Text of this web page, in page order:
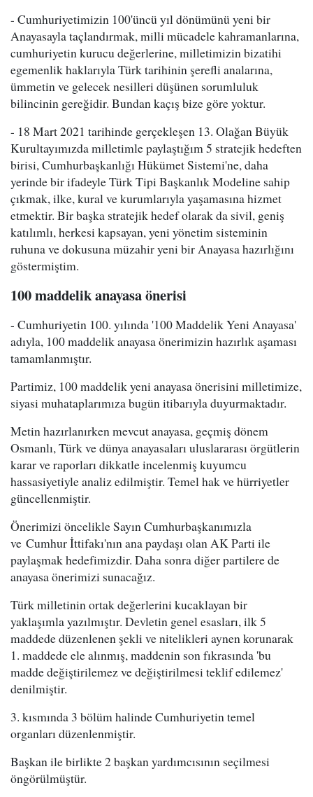
- Cumhuriyetimizin 100'üncü yıl dönümünü yeni bir
Anayasayla taçlandırmak, milli mücadele kahramanlarına,
cumhuriyetin kurucu değerlerine, milletimizin bizatihi
egemenlik haklarıyla Türk tarihinin şerefli analarına,
ümmetin ve gelecek nesilleri düşünen sorumluluk
bilincinin gereğidir. Bundan kaçış bize göre yoktur.
- 18 Mart 2021 tarihinde gerçekleşen 13. Olağan Büyük
Kurultayımızda milletimle paylaştığım 5 stratejik hedeften
birisi, Cumhurbaşkanlığı Hükümet Sistemi'ne, daha
yerinde bir ifadeyle Türk Tipi Başkanlık Modeline sahip
çıkmak, ilke, kural ve kurumlarıyla yaşamasına hizmet
etmektir. Bir başka stratejik hedef olarak da sivil, geniş
katılımlı, herkesi kapsayan, yeni yönetim sisteminin
ruhuna ve dokusuna müzahir yeni bir Anayasa hazırlığını
göstermiştim.
100 maddelik anayasa önerisi
- Cumhuriyetin 100. yılında '100 Maddelik Yeni Anayasa'
adıyla, 100 maddelik anayasa önerimizin hazırlık aşaması
tamamlanmıştır.
Partimiz, 100 maddelik yeni anayasa önerisini milletimize,
siyasi muhataplarımıza bugün itibarıyla duyurmaktadır.
Metin hazırlanırken mevcut anayasa, geçmiş dönem
Osmanlı, Türk ve dünya anayasaları uluslararası örgütlerin
karar ve raporları dikkatle incelenmiş kuyumcu
hassasiyetiyle analiz edilmiştir. Temel hak ve hürriyetler
güncellenmiştir.
Önerimizi öncelikle Sayın Cumhurbaşkanımızla
ve Cumhur İttifakı'nın ana paydaşı olan AK Parti ile
paylaşmak hedefimizdir. Daha sonra diğer partilere de
anayasa önerimizi sunacağız.
Türk milletinin ortak değerlerini kucaklayan bir
yaklaşımla yazılmıştır. Devletin genel esasları, ilk 5
maddede düzenlenen şekli ve nitelikleri aynen korunarak
1. maddede ele alınmış, maddenin son fıkrasında 'bu
madde değiştirilemez ve değiştirilmesi teklif edilemez'
denilmiştir.
3. kısmında 3 bölüm halinde Cumhuriyetin temel
organları düzenlenmiştir.
Başkan ile birlikte 2 başkan yardımcısının seçilmesi
öngörülmüştür.